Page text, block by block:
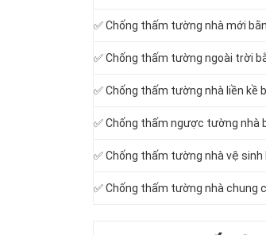
✅ Chống thấm tường nhà mới
✅ Chống thấm tường ngoài trời
✅ Chống thấm tường nhà liền kề
✅ Chống thấm ngược tường nhà
✅ Chống thấm tường nhà vệ sinh
✅ Chống thấm tường nhà chung